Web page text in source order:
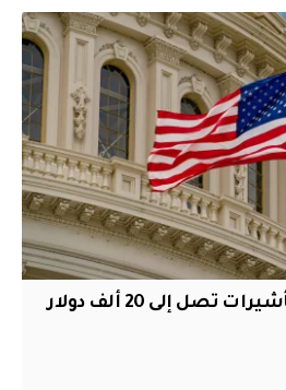
أميركا تقر سندات تأشيرات تصل إلى 20 ألف دولار